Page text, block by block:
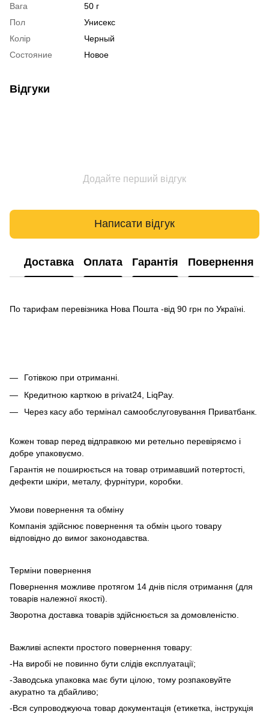
Вага
50 г
Пол
Унисекс
Колір
Черный
Состояние
Новое
Відгуки
Додайте перший відгук
Написати відгук
Доставка Оплата Гарантія Повернення
По тарифам перевізника Нова Пошта -від 90 грн по Україні.
Готівкою при отриманні.
Кредитною карткою в privat24, LiqPay.
Через касу або термінал самообслуговування Приватбанк.
Кожен товар перед відправкою ми ретельно перевіряємо і
добре упаковуємо.
Гарантія не поширюється на товар отримавший потертості,
дефекти шкіри, металу, фурнітури, коробки.
Умови повернення та обміну
Компанія здійснює повернення та обмін цього товару
відповідно до вимог законодавства.
Терміни повернення
Повернення можливе протягом 14 днів після отримання (для
товарів належної якості).
Зворотна доставка товарів здійснюється за домовленістю.
Важливі аспекти простого повернення товару:
-На виробі не повинно бути слідів експлуатації;
-Заводська упаковка має бути цілою, тому розпаковуйте
акуратно та дбайливо;
-Вся супроводжуюча товар документація (етикетка, інструкція